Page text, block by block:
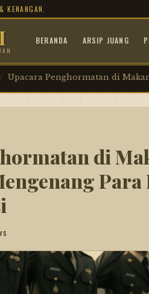
BERANDA ARSIP JUANG
Upacara Penghormatan di
di